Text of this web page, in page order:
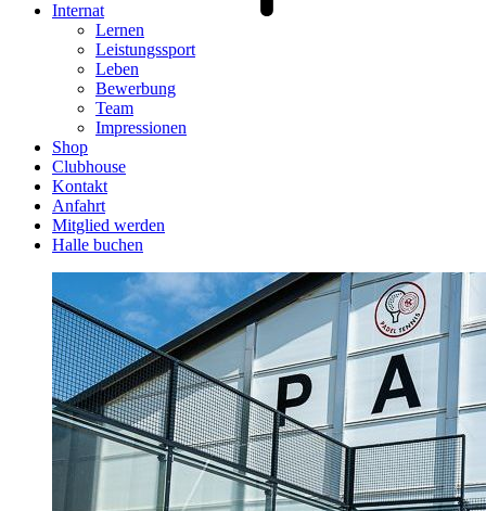
Internat
Lernen
Leistungssport
Leben
Bewerbung
Team
Impressionen
Shop
Clubhouse
Kontakt
Anfahrt
Mitglied werden
Halle buchen